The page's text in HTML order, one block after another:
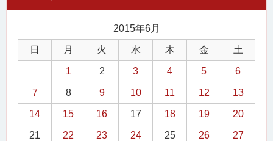
2015年6月
日 月 火 水 木 金 土
1 2 3 4 5 6
7 8 9 10 11 12 13
14 15 16 17 18 19 20
21 22 23 24 25 26 27